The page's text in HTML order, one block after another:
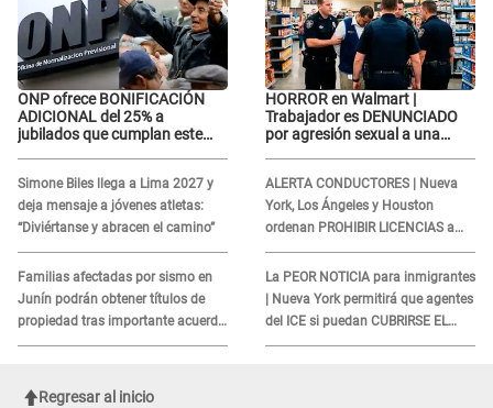
ONP ofrece BONIFICACIÓN
ADICIONAL del 25% a
jubilados que cumplan este
Simone Biles llega a Lima 2027 y
deja mensaje a jóvenes atletas:
“Diviértanse y abracen el camino”
Familias afectadas por sismo en
Junín podrán obtener títulos de
propiedad tras importante acuerdo
de Cofopri
HORROR en Walmart |
Trabajador es DENUNCIADO
por agresión sexual a una
ALERTA CONDUCTORES | Nueva
York, Los Ángeles y Houston
ordenan PROHIBIR LICENCIAS a
quienes no presenten ESTE
DOCUMENTO
La PEOR NOTICIA para inmigrantes
| Nueva York permitirá que agentes
del ICE si puedan CUBRIRSE EL
ROSTRO
Regresar al inicio